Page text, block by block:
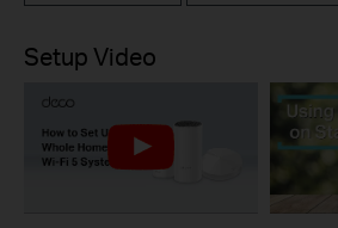
Setup Video